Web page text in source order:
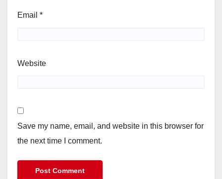
Email *
Website
Save my name, email, and website in this browser for
the next time I comment.